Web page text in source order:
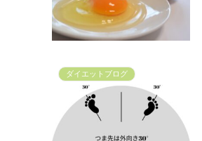
ダイエットブログ